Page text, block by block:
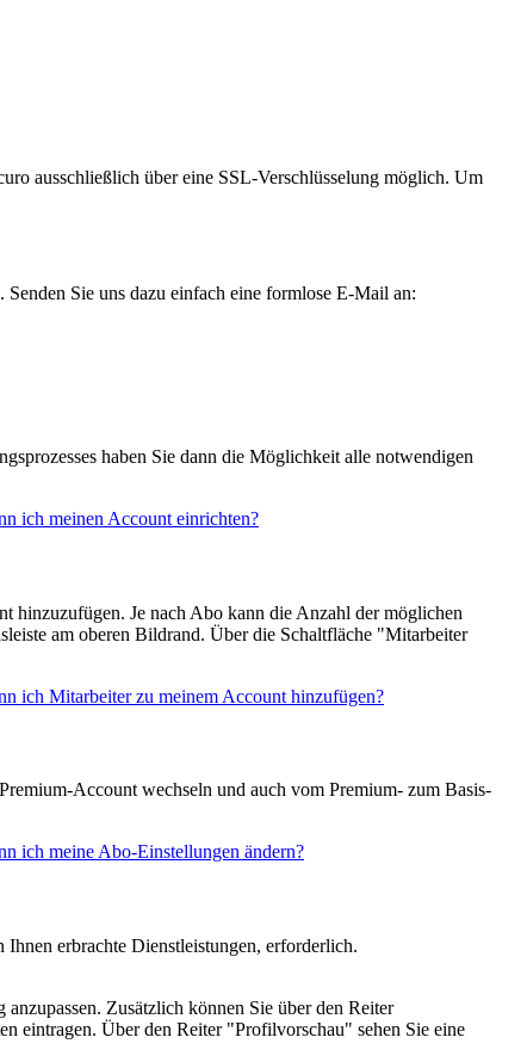
ausschließlich über eine SSL-Verschlüsselung möglich. Um
Sie uns dazu einfach eine formlose E-Mail an:
haben Sie dann die Möglichkeit alle notwendigen
ich meinen Account einrichten?
hinzuzufügen. Je nach Abo kann die Anzahl der möglichen
am oberen Bildrand. Über die Schaltfläche "Mitarbeiter
ich Mitarbeiter zu meinem Account hinzufügen?
Account wechseln und auch vom Premium- zum Basis-
ich meine Abo-Einstellungen ändern?
erbrachte Dienstleistungen, erforderlich.
Zusätzlich können Sie über den Reiter
eintragen. Über den Reiter "Profilvorschau" sehen Sie eine